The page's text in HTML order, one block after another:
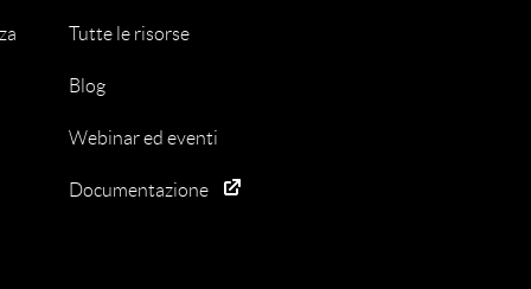
Tutte le risorse
Blog
Webinar ed eventi
Documentazione